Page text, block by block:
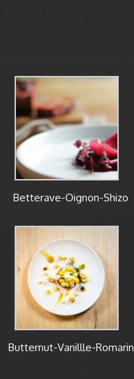
Betterave-Oignon-Shizo
Butternut-Vanillle-Romarin